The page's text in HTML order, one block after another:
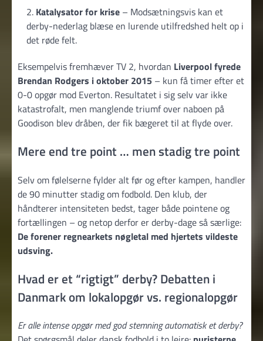
Kata­ly­sator for krise – Modsætningsvis kan et
derby-nederlag blæse en lurende utilfredshed helt op i
det røde felt.
Eksempelvis fremhæver TV 2, hvordan Liverpool fyrede
Brendan Rodgers i oktober 2015 – kun få timer efter et
0-0 opgør mod Everton. Resultatet i sig selv var ikke
katastrofalt, men manglende triumf over naboen på
Goodison blev dråben, der fik bægeret til at flyde over.
Mere end tre point … men stadig tre point
Selv om følelserne fylder alt før og efter kampen, handler
de 90 minutter stadig om fodbold. Den klub, der
håndterer intensiteten bedst, tager både pointene og
fortællingen – og netop derfor er derby-dage så særlige:
De forener regnearkets nøgletal med hjertets vildeste
udsving.
Hvad er et “rigtigt” derby? Debatten i
Danmark om lokalopgør vs. regionalopgør
Er alle intense opgør med god stemning automatisk et derby?